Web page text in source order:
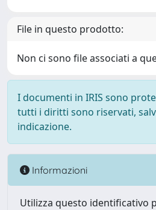
File in questo prodotto:
Non ci sono file associati a
I documenti in IRIS sono
tutti i diritti sono riservati,
indicazione.
Informazioni
Utilizza questo identificativo